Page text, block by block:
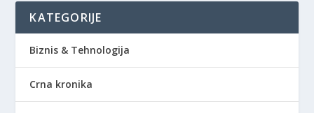
KATEGORIJE
Biznis & Tehnologija
Crna kronika